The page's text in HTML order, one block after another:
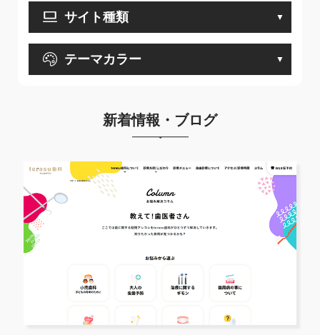
サイト種類
テーマカラー
新着情報・ブログ